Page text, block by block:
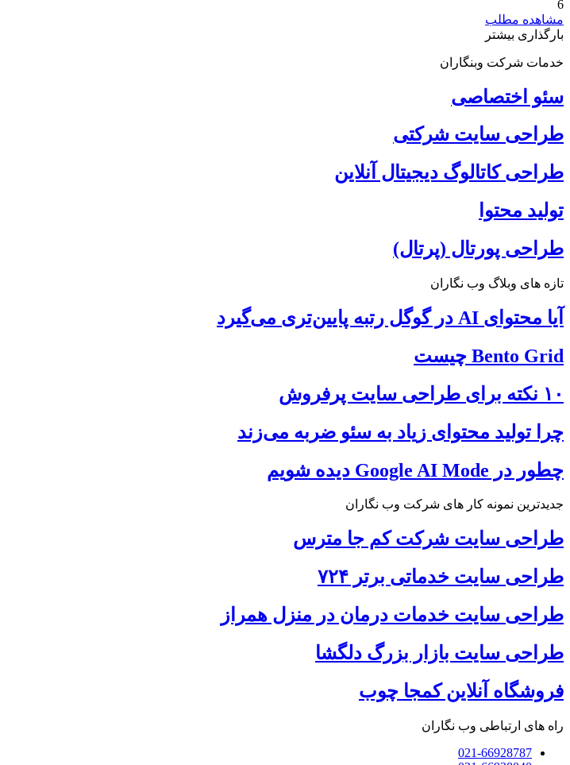
6
مشاهده مطلب
بارگذاری بیشتر
خدمات شرکت وبنگاران
سئو اختصاصی
طراحی سایت شرکتی
طراحی کاتالوگ دیجیتال آنلاین
تولید محتوا
طراحی پورتال (پرتال)
تازه های وبلاگ وب نگاران
آیا محتوای AI در گوگل رتبه پایین‌تری می‌گیرد
Bento Grid چیست
۱۰ نکته برای طراحی سایت پرفروش
چرا تولید محتوای زیاد به سئو ضربه می‌زند
چطور در Google AI Mode دیده شویم
جدیدترین نمونه کار های شرکت وب نگاران
طراحی سایت شرکت کم جا مترس
طراحی سایت خدماتی برتر ۷۲۴
طراحی سایت خدمات درمان در منزل همراز
طراحی سایت بازار بزرگ دلگشا
فروشگاه آنلاین کمجا چوب
راه های ارتباطی وب نگاران
021-66928787